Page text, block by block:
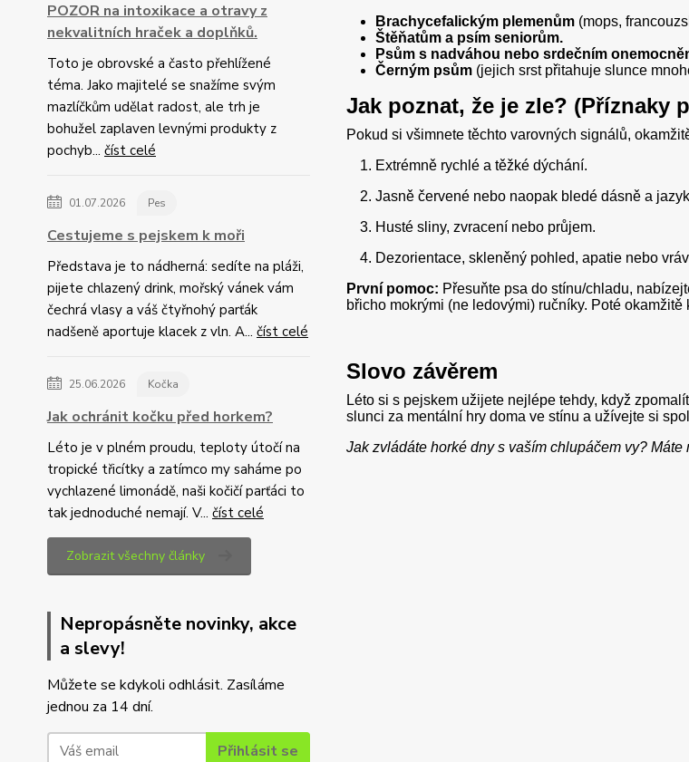
POZOR na intoxikace a otravy z
nekvalitních hraček a doplňků.
Toto je obrovské a často přehlížené
téma. Jako majitelé se snažíme svým
mazlíčkům udělat radost, ale trh je
bohužel zaplaven levnými produkty z
pochyb... číst celé
01.07.2026 Pes
Cestujeme s pejskem k moři
Představa je to nádherná: sedíte na pláži,
pijete chlazený drink, mořský vánek vám
čechrá vlasy a váš čtyřnohý parťák
nadšeně aportuje klacek z vln. A... číst celé
25.06.2026 Kočka
Jak ochránit kočku před horkem?
Léto je v plném proudu, teploty útočí na
tropické třicítky a zatímco my saháme po
vychlazené limonádě, naši kočičí parťáci to
tak jednoduché nemají. V... číst celé
Zobrazit všechny články
Nepropásněte novinky, akce
a slevy!
Můžete se kdykoli odhlásit. Zasíláme
jednou za 14 dní.
Přihlásit se
Brachycefalickým plemenům(mops,
Štěňatům a psím seniorům.
Psům s nadváhou nebo srdečním
Černým psům(jejich srst přitahuje slunce
Jak poznat, že je zle? (Příznaky
Pokud si všimnete těchto varovných signálů,
Extrémně rychlé a těžké dýchání.
Jasně červené nebo naopak bledé dásně a
Husté sliny, zvracení nebo průjem.
Dezorientace, skleněný pohled, apatie nebo
První pomoc: Přesuňte psa do stínu/chladu,
břicho mokrými (ne ledovými) ručníky. Poté okamžitě
Slovo závěrem
Léto si s pejskem užijete nejlépe tehdy, když
slunci za mentální hry doma ve stínu a užívejte si
Jak zvládáte horké dny s vaším chlupáčem vy?